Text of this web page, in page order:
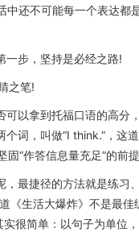
还不可能每一个表达都
一步，坚持是必经之路!
之笔!
以拿到托福口语的高
词，叫做“I think.”，
“作答信息量充足”的前
，最捷径的方法就是练
《生活大爆炸》不是最
很简单：以句子为单位